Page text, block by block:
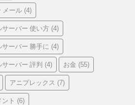
メール (4)
ーバー 使い方 (4)
ーバー 勝手に (4)
ーバー 評判 (4) お金 (55)
アニプレックス (7)
ト (6)